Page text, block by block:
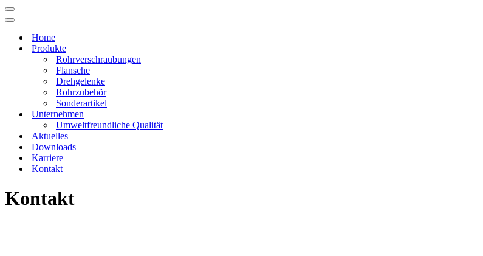
Navigations-
Menü
Navigations-
Home
Produkte
Rohrverschraubungen
Flansche
Drehgelenke
Rohrzubehör
Sonderartikel
Unternehmen
Umweltfreundliche Qualität
Aktuelles
Downloads
Karriere
Kontakt
Kontakt